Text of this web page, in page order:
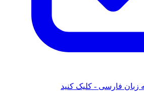
زبان فارسی - کلیک کنید